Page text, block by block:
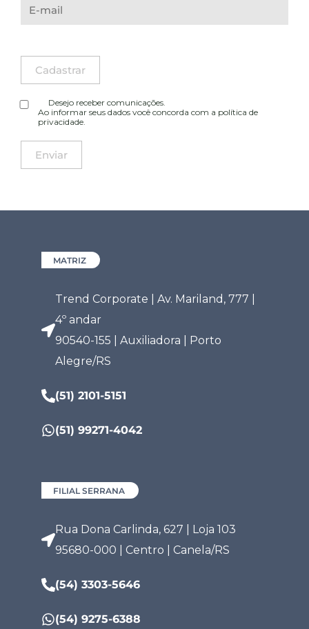
Desejo receber comunicações.
Ao informar seus dados você concorda com a política de
privacidade.
MATRIZ
Trend Corporate | Av. Mariland, 777 |
4º andar
90540-155 | Auxiliadora | Porto
Alegre/RS
(51) 2101-5151
(51) 99271-4042
FILIAL SERRANA
Rua Dona Carlinda, 627 | Loja 103
95680-000 | Centro | Canela/RS
(54) 3303-5646
(54) 9275-6388